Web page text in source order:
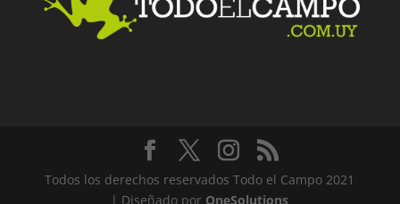
Todos los derechos reservados Todo el Campo 2021
| Diseñado por OneSolutions